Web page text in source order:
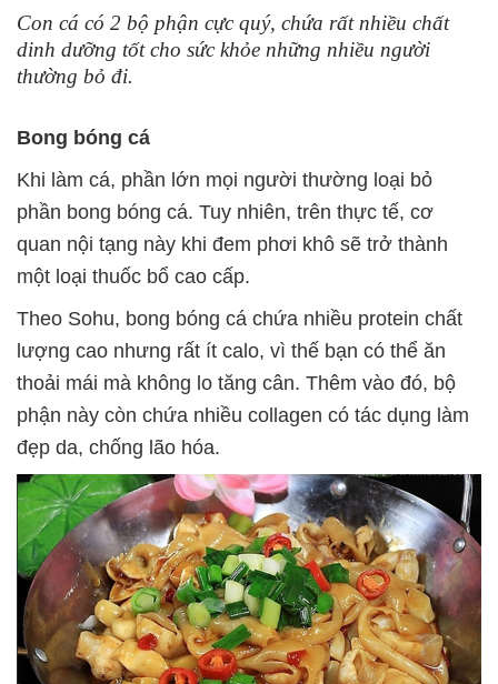
Con cá có 2 bộ phận cực quý, chứa rất nhiều chất
dinh dưỡng tốt cho sức khỏe những nhiều người
thường bỏ đi.
Bong bóng cá
Khi làm cá, phần lớn mọi người thường loại bỏ
phần bong bóng cá. Tuy nhiên, trên thực tế, cơ
quan nội tạng này khi đem phơi khô sẽ trở thành
một loại thuốc bổ cao cấp.
Theo Sohu, bong bóng cá chứa nhiều protein chất
lượng cao nhưng rất ít calo, vì thế bạn có thể ăn
thoải mái mà không lo tăng cân. Thêm vào đó, bộ
phận này còn chứa nhiều collagen có tác dụng làm
đẹp da, chống lão hóa.